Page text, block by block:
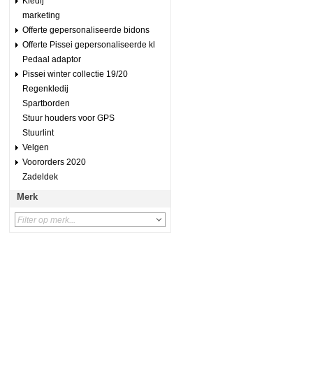
marketing
Offerte gepersonaliseerde bidons
Offerte Pissei gepersonaliseerde kl
Pedaal adaptor
Pissei winter collectie 19/20
Regenkledij
Spartborden
Stuur houders voor GPS
Stuurlint
Velgen
Voororders 2020
Zadeldek
Merk